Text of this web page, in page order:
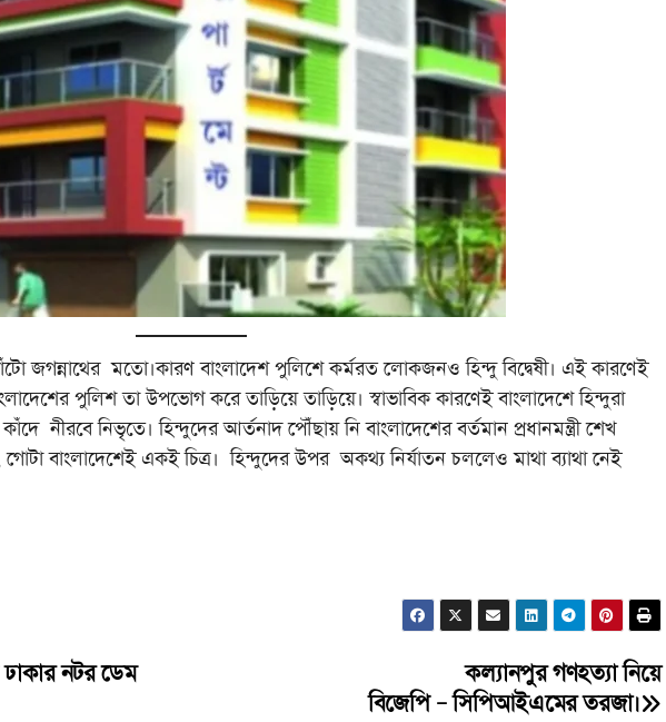
জগন্নাথের মতো।কারণ বাংলাদেশ পুলিশে কর্মরত লোকজনও হিন্দু বিদ্বেষী। এই কারণেই
পুলিশ তা উপভোগ করে তাড়িয়ে তাড়িয়ে। স্বাভাবিক কারণেই বাংলাদেশে হিন্দুরা
নীরবে নিভৃতে। হিন্দুদের আর্তনাদ পৌঁছায় নি বাংলাদেশের বর্তমান প্রধানমন্ত্রী শেখ
বাংলাদেশেই একই চিত্র। হিন্দুদের উপর অকথ্য নির্যাতন চললেও মাথা ব্যাথা নেই
কল্যানপুর গণহত্যা নিয়ে
বিজেপি – সিপিআইএমের তরজা।
নটর ডেম